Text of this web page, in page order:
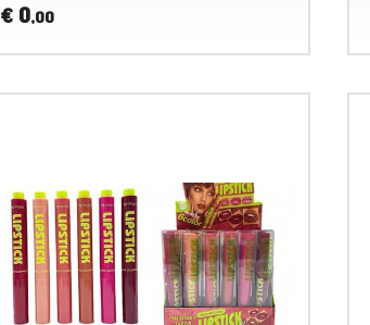
€ 0,00